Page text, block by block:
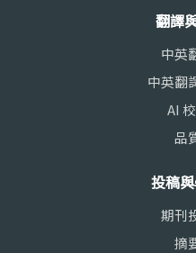
翻譯
中英
中英翻
AI
品
投稿
期刊
摘